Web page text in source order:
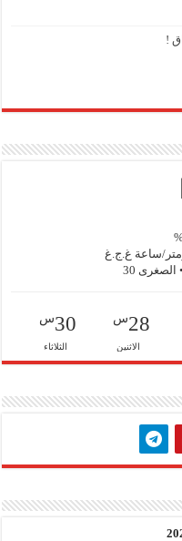
!
28س
الاثنين
30س
الثلاثاء